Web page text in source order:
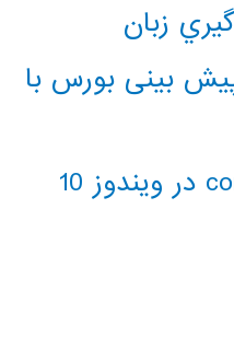
زبان
بینی بورس با